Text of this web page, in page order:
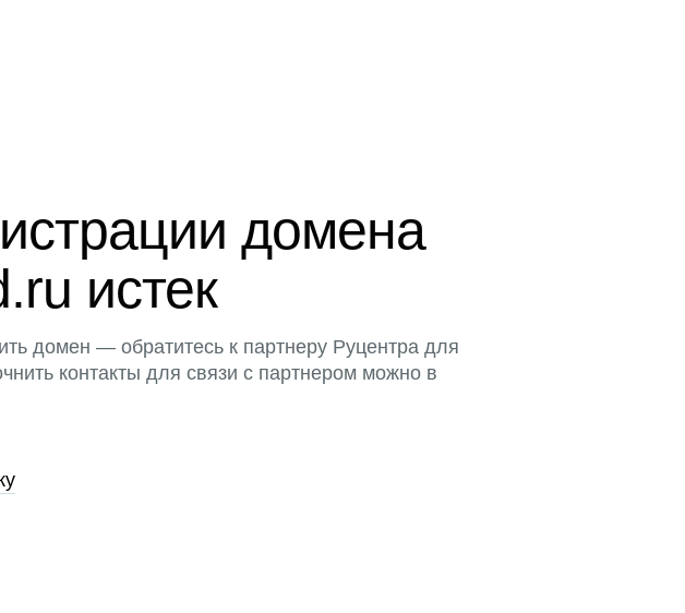
домена
истек
домен — обратитесь к партнеру Руцентра для
контакты для связи с партнером можно в